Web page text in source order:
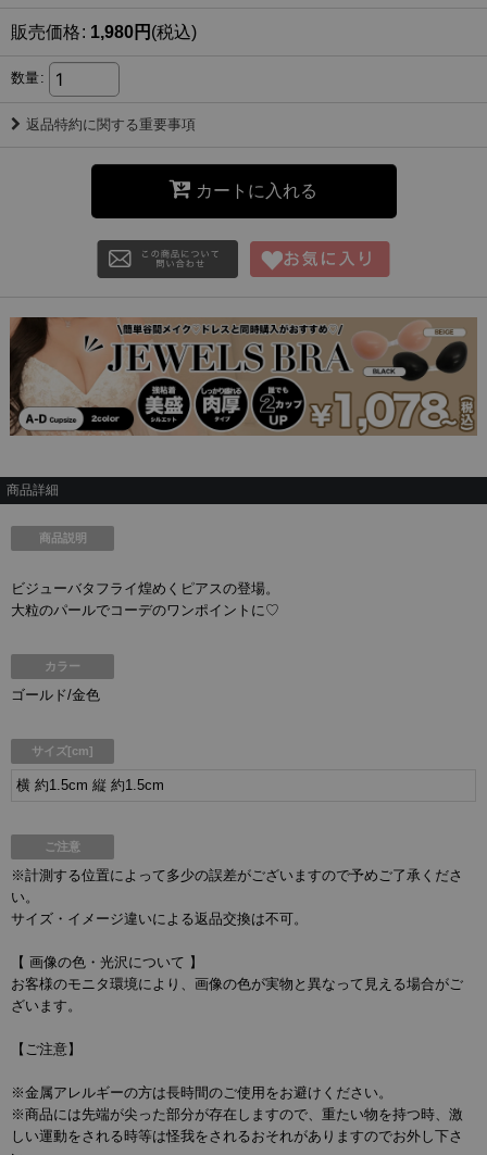
販売価格: 1,980円 (税込)
数量:
返品特約に関する重要事項
カートに入れる
商品詳細
商品説明
ビジューバタフライ煌めくピアスの登場。
大粒のパールでコーデのワンポイントに♡
カラー
ゴールド/金色
サイズ[cm]
横 約1.5cm 縦 約1.5cm
ご注意
※計測する位置によって多少の誤差がございますので予めご了承くださ
い。
サイズ・イメージ違いによる返品交換は不可。
【 画像の色・光沢について 】
お客様のモニタ環境により、画像の色が実物と異なって見える場合がご
ざいます。
【ご注意】
※金属アレルギーの方は長時間のご使用をお避けください。
※商品には先端が尖った部分が存在しますので、重たい物を持つ時、激
しい運動をされる時等は怪我をされるおそれがありますのでお外し下さ